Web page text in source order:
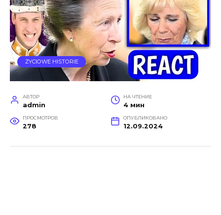
ŻYCIOWE HISTORIE
АВТОР
admin
НА ЧТЕНИЕ
4 мин
ПРОСМОТРОВ
278
ОПУБЛИКОВАНО
12.09.2024